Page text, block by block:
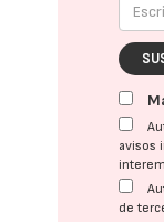
avisos
de